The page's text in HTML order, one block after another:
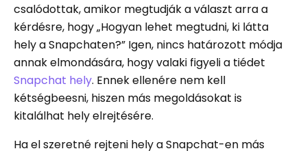
csalódottak, amikor megtudják a választ arra a
kérdésre, hogy „Hogyan lehet megtudni, ki látta
hely a Snapchaten?” Igen, nincs határozott módja
annak elmondására, hogy valaki figyeli a tiédet
Snapchat hely. Ennek ellenére nem kell
kétségbeesni, hiszen más megoldásokat is
kitalálhat hely elrejtésére.
Ha el szeretné rejteni hely a Snapchat-en más